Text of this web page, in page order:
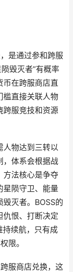
是通过参和跨服
毁灭者”有概率
币在跨服商店直
槛直接关联人物
跨服竞技和资源
人物达到三转以
，体系会根据战
方法核心是争夺
星陨守卫、能量
灭者。BOSS的
仇恨、打断决定
续航，只有成
限。
服商店兑换，这